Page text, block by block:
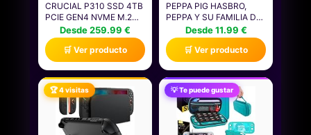
CRUCIAL P310 SSD 4TB
PCIE GEN4 NVME M.2
2280, DISCO INTERNO,
HASTA 7.100 MB/S,
COMPATIBLE CON
ORDENADOR PORTÁTIL
Y DE SOBREMESA &
CONSOLAS DE JUEGOS
PORTÁTILES -
CT4000P310SSD801
Desde 259.99 €
🛒 Ver producto
PEPPA PIG HASBRO,
PEPPA Y SU FAMILIA DE
CINCO, MUÑECOS PARA
NIÑAS Y NIÑOS
PEQUEÑOS, 5 FIGURAS
DE PERSONAJES DE LA
SERIE, ACCESORIOS
PARA CASA DE
MUÑECAS, COLOR
ROSA, REGALO DE
JUEGOS
Desde 11.99 €
🛒 Ver producto
🏆 4 visitas 💡 Te puede gustar